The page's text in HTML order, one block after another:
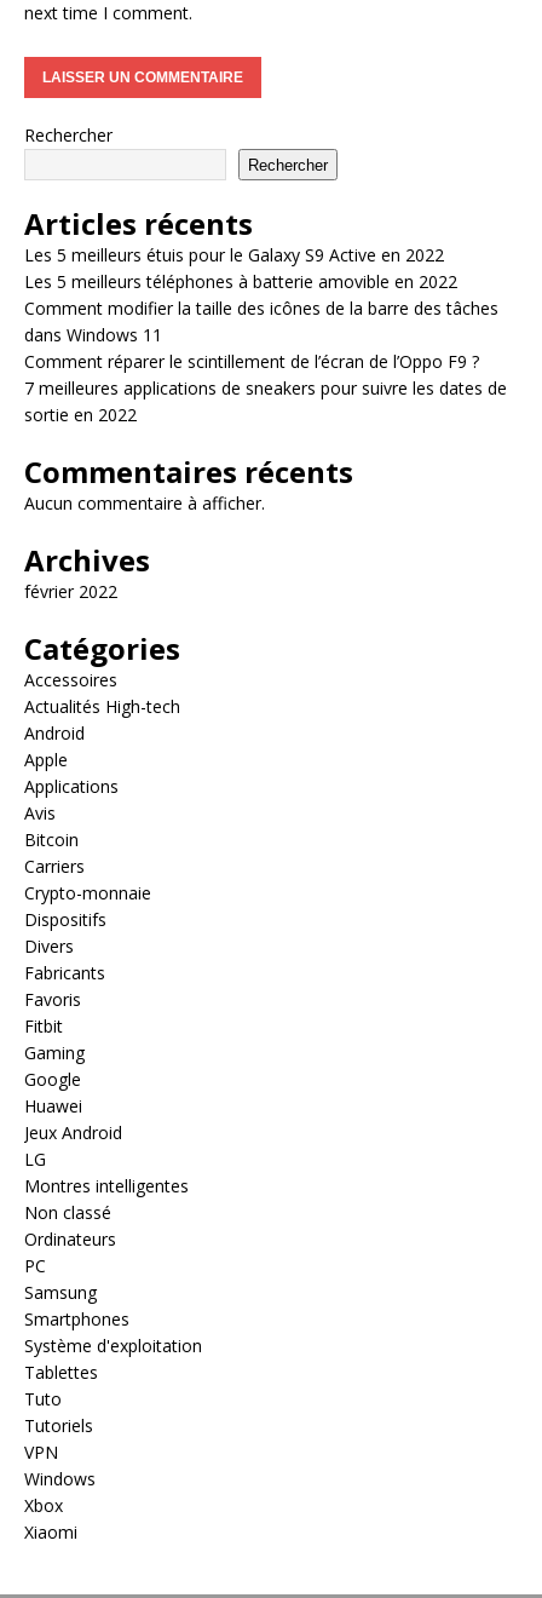
next time I comment.
Rechercher
Rechercher
Articles récents
Les 5 meilleurs étuis pour le Galaxy S9 Active en 2022
Les 5 meilleurs téléphones à batterie amovible en 2022
Comment modifier la taille des icônes de la barre des tâches
dans Windows 11
Comment réparer le scintillement de l’écran de l’Oppo F9 ?
7 meilleures applications de sneakers pour suivre les dates de
sortie en 2022
Commentaires récents
Aucun commentaire à afficher.
Archives
février 2022
Catégories
Accessoires
Actualités High-tech
Android
Apple
Applications
Avis
Bitcoin
Carriers
Crypto-monnaie
Dispositifs
Divers
Fabricants
Favoris
Fitbit
Gaming
Google
Huawei
Jeux Android
LG
Montres intelligentes
Non classé
Ordinateurs
PC
Samsung
Smartphones
Système d'exploitation
Tablettes
Tuto
Tutoriels
VPN
Windows
Xbox
Xiaomi